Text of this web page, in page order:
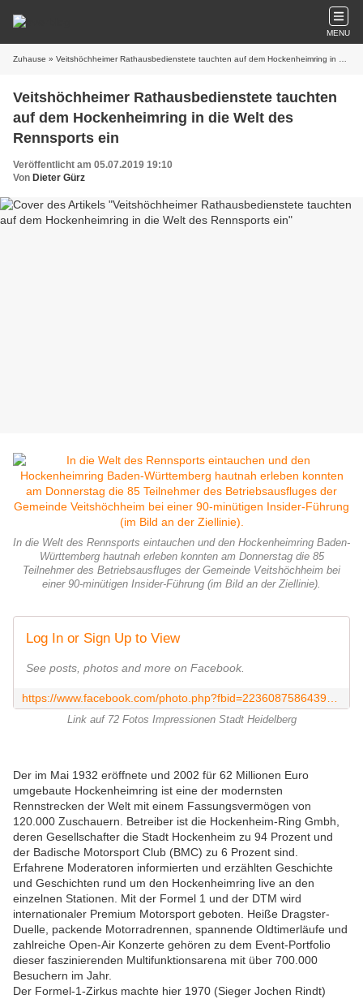
MENU
Zuhause » Veitshöchheimer Rathausbedienstete tauchten auf dem Hockenheimring in die Welt des Rennsports ein
Veitshöchheimer Rathausbedienstete tauchten
auf dem Hockenheimring in die Welt des
Rennsports ein
Veröffentlicht am 05.07.2019 19:10
Von Dieter Gürz
In die Welt des Rennsports eintauchen und den Hockenheimring Baden-
Württemberg hautnah erleben konnten am Donnerstag die 85
Teilnehmer des Betriebsausfluges der Gemeinde Veitshöchheim bei
einer 90-minütigen Insider-Führung (im Bild an der Ziellinie).
Log In or Sign Up to View
See posts, photos and more on Facebook.
Link auf 72 Fotos Impressionen Stadt Heidelberg
Der im Mai 1932 eröffnete und 2002 für 62 Millionen Euro
umgebaute Hockenheimring ist eine der modernsten
Rennstrecken der Welt mit einem Fassungsvermögen von
120.000 Zuschauern. Betreiber ist die Hockenheim-Ring Gmbh,
deren Gesellschafter die Stadt Hockenheim zu 94 Prozent und
der Badische Motorsport Club (BMC) zu 6 Prozent sind.
Erfahrene Moderatoren informierten und erzählten Geschichte
und Geschichten rund um den Hockenheimring live an den
einzelnen Stationen. Mit der Formel 1 und der DTM wird
internationaler Premium Motorsport geboten. Heiße Dragster-
Duelle, packende Motorradrennen, spannende Oldtimerläufe und
zahlreiche Open-Air Konzerte gehören zu dem Event-Portfolio
dieser faszinierenden Multifunktionsarena mit über 700.000
Besuchern im Jahr.
Der Formel-1-Zirkus machte hier 1970 (Sieger Jochen Rindt)